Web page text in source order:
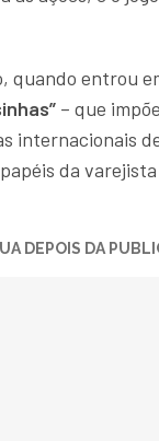
quando entrou
– que
internacionais
da
DEPOIS DA